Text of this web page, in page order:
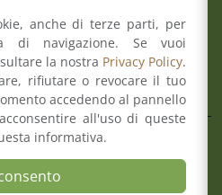
59° Campionato
opportunità
della crisi
Contatti
Feedback
Accessibilità
anche di terze parti, per
di navigazione. Se vuoi
la nostra Privacy Policy.
rifiutare o revocare il tuo
accedendo al pannello
all'uso di queste
informativa.